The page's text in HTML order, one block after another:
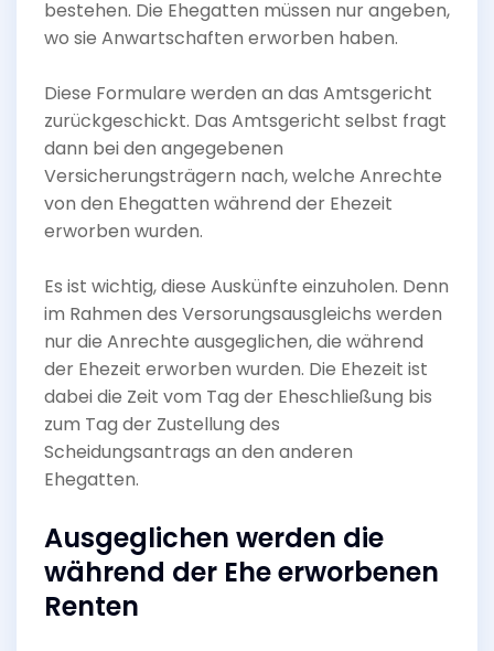
bestehen. Die Ehegatten müssen nur angeben,
wo sie Anwartschaften erworben haben.
Diese Formulare werden an das Amtsgericht
zurückgeschickt. Das Amtsgericht selbst fragt
dann bei den angegebenen
Versicherungsträgern nach, welche Anrechte
von den Ehegatten während der Ehezeit
erworben wurden.
Es ist wichtig, diese Auskünfte einzuholen. Denn
im Rahmen des Versorungsausgleichs werden
nur die Anrechte ausgeglichen, die während
der Ehezeit erworben wurden. Die Ehezeit ist
dabei die Zeit vom Tag der Eheschließung bis
zum Tag der Zustellung des
Scheidungsantrags an den anderen
Ehegatten.
Ausgeglichen werden die
während der Ehe erworbenen
Renten